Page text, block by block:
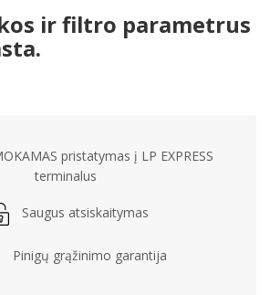
ir filtro parametrus
pristatymas į LP EXPRESS
terminalus
Saugus atsiskaitymas
Pinigų grąžinimo garantija